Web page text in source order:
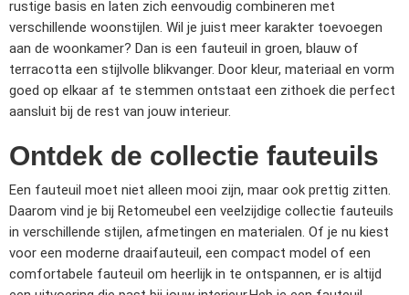
rustige basis en laten zich eenvoudig combineren met
verschillende woonstijlen. Wil je juist meer karakter toevoegen
aan de woonkamer? Dan is een fauteuil in groen, blauw of
terracotta een stijlvolle blikvanger. Door kleur, materiaal en vorm
goed op elkaar af te stemmen ontstaat een zithoek die perfect
aansluit bij de rest van jouw interieur.
Ontdek de collectie fauteuils
Een fauteuil moet niet alleen mooi zijn, maar ook prettig zitten.
Daarom vind je bij Retomeubel een veelzijdige collectie fauteuils
in verschillende stijlen, afmetingen en materialen. Of je nu kiest
voor een moderne draaifauteuil, een compact model of een
comfortabele fauteuil om heerlijk in te ontspannen, er is altijd